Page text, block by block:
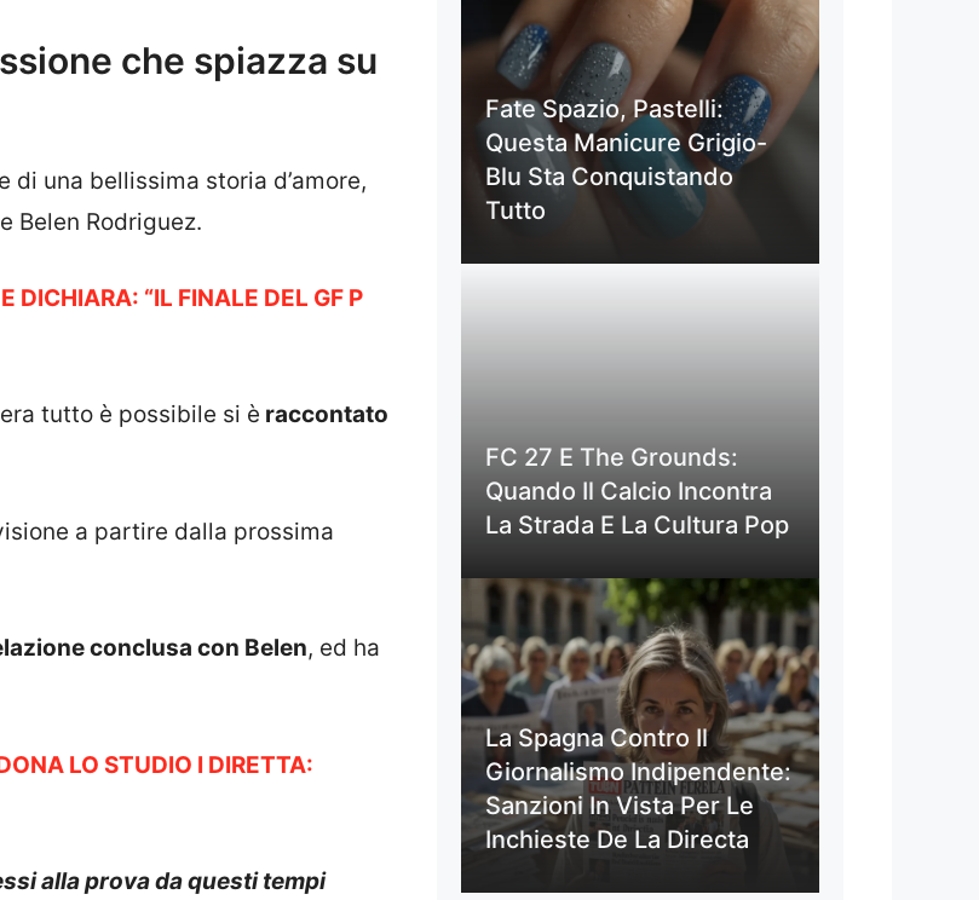
che spiazza su
una bellissima storia d’amore,
Belen Rodriguez.
DICHIARA: “IL FINALE DEL GF P
tutto è possibile si è raccontato
a partire dalla prossima
conclusa con Belen, ed ha
LO STUDIO I DIRETTA:
alla prova da questi tempi
Fate Spazio, Pastelli:
Questa Manicure Grigio-
Blu Sta Conquistando
Tutto
FC 27 E The Grounds:
Quando Il Calcio Incontra
La Strada E La Cultura Pop
La Spagna Contro Il
Giornalismo Indipendente:
Sanzioni In Vista Per Le
Inchieste De La Directa